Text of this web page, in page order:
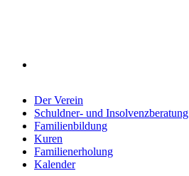
Der Verein
Schuldner- und Insolvenzberatung
Familienbildung
Kuren
Familienerholung
Kalender